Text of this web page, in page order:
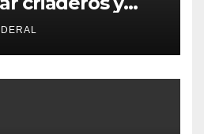
y gatos:
mientras
reclaman
duros